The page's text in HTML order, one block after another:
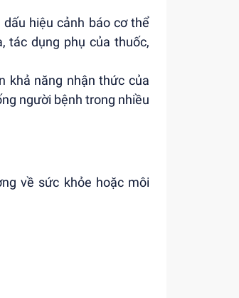
hiệu cảnh báo cơ thể
tác dụng phụ của thuốc,
khả năng nhận thức của
người bệnh trong nhiều
về sức khỏe hoặc môi